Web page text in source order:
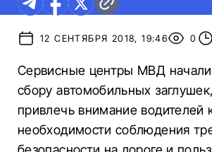
12 СЕНТЯБРЯ 2018, 19:46 0
Сервисные центры МВД
сбору автомобильных
привлечь внимание водителей
необходимости соблюдения